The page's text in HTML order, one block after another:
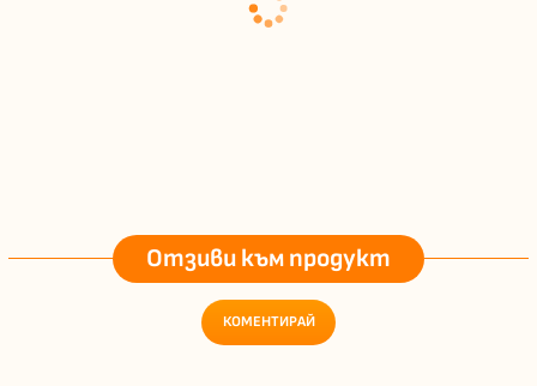
Отзиви към продукт
КОМЕНТИРАЙ